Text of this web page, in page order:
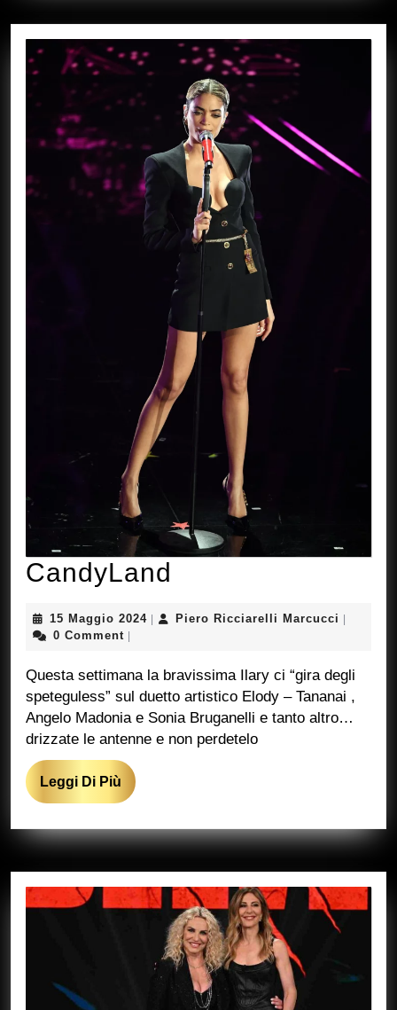
CandyLand
15 Maggio 202415
Piero Ricciarelli Marcucci Piero
0 Comment
Questa settimana la bravissima Ilary ci “gira degli
speteguless” sul duetto artistico Elody – Tananai ,
Angelo Madonia e Sonia Bruganelli e tanto altro…
drizzate le antenne e non perdetelo
Leggi Di Più Leggi
Di